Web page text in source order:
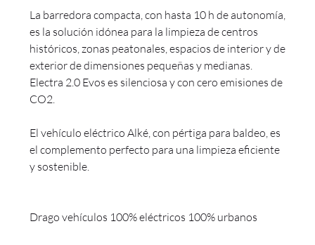
La barredora compacta, con hasta 10 h de autonomía,
es la solución idónea para la limpieza de centros
históricos, zonas peatonales, espacios de interior y de
exterior de dimensiones pequeñas y medianas.
Electra 2.0 Evos es silenciosa y con cero emisiones de
CO2.
El vehículo eléctrico Alké, con pértiga para baldeo, es
el complemento perfecto para una limpieza eficiente
y sostenible.
Drago vehículos 100% eléctricos 100% urbanos